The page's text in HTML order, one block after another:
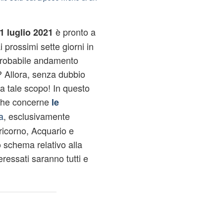
luglio 2021 è pronto a
prossimi sette giorni in
andamento
senza dubbio
tale scopo! In questo
concerne le
, esclusivamente
Acquario e
relativo alla
saranno tutti e